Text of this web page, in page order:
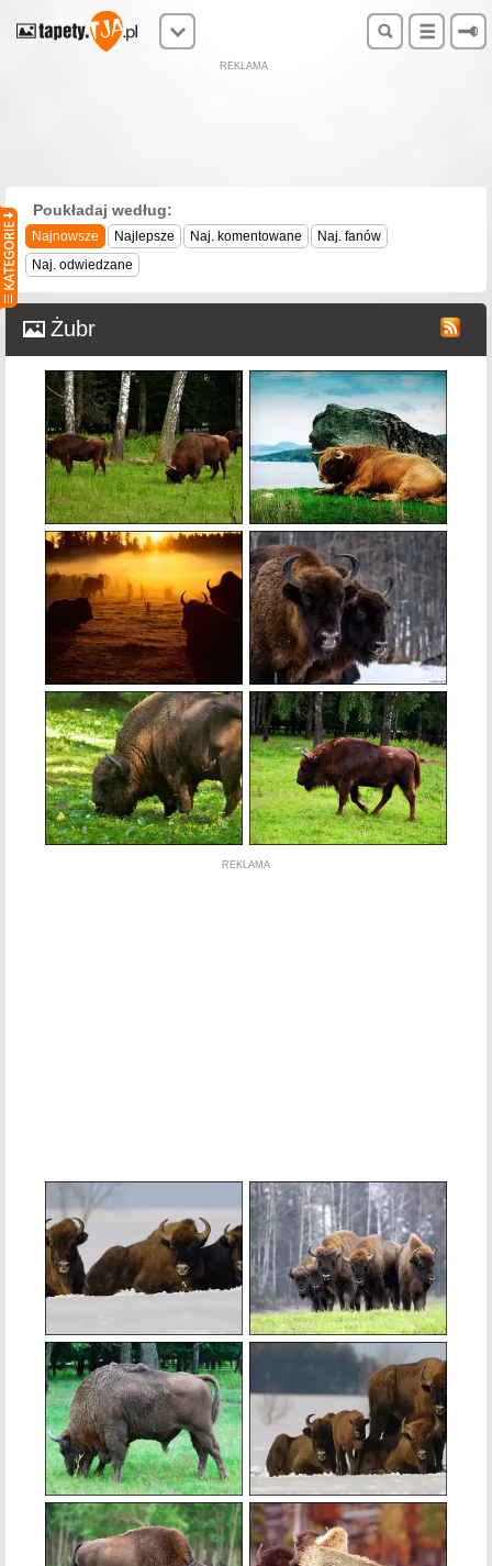
REKLAMA
Poukładaj według:
Najnowsze Najlepsze Naj. komentowane
Naj. fanów
Naj. odwiedzane
Żubr
REKLAMA